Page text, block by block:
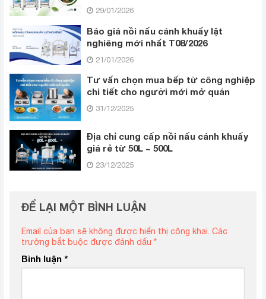
29/01/2026
Báo giá nồi nấu cánh khuấy lật
nghiêng mới nhất T08/2026
21/01/2026
Tư vấn chọn mua bếp từ công nghiệp
chi tiết cho người mới mở quán
31/12/2025
Địa chỉ cung cấp nồi nấu cánh khuấy
giá rẻ từ 50L ~ 500L
23/12/2025
ĐỂ LẠI MỘT BÌNH LUẬN
Email của bạn sẽ không được hiển thị công khai. Các
trường bắt buộc được đánh dấu *
Bình luận *